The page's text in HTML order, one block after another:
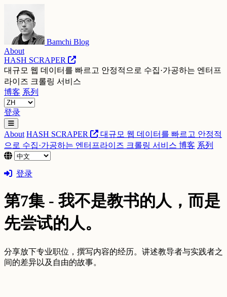
Bamchi Blog
About
HASH SCRAPER
대규모 웹 데이터를 빠르고 안정적으로 수집·가공하는 엔터프
라이즈 크롤링 서비스
博客 系列
登录
About HASH SCRAPER
대규모 웹 데이터를 빠르고 안정적
으로 수집·가공하는 엔터프라이즈 크롤링 서비스 博客 系列
登录
第7集 - 我不是教书的人，而是
先尝试的人。
分享放下专业职位，撰写内容的经历。讲述教导者与实践者之
间的差异以及自由的故事。